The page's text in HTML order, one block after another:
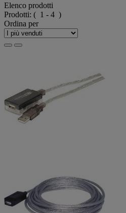
Elenco prodotti
Prodotti: ( 1 - 4 )
Ordina per